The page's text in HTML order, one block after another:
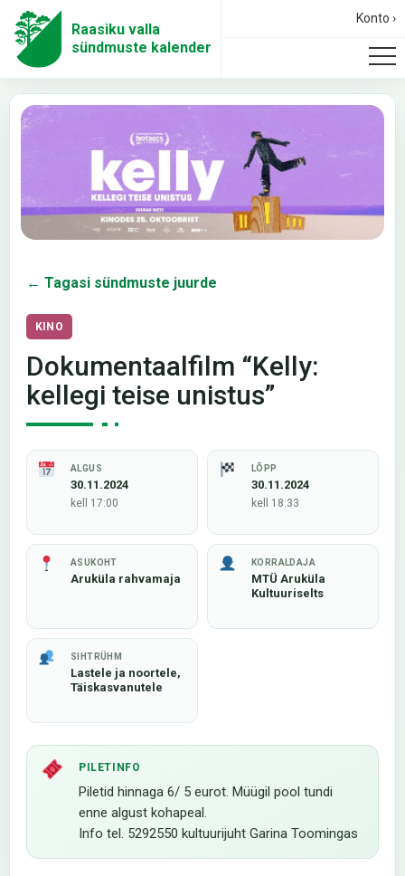
Raasiku valla
sündmuste kalender
Konto ›
← Tagasi sündmuste juurde
KINO
Dokumentaalfilm “Kelly:
kellegi teise unistus”
ALGUS
30.11.2024
kell 17:00
LÕPP
30.11.2024
kell 18:33
ASUKOHT
Aruküla rahvamaja
KORRALDAJA
MTÜ Aruküla
Kultuuriselts
SIHTRÜHM
Lastele ja noortele,
Täiskasvanutele
PILETINFO
Piletid hinnaga 6/ 5 eurot. Müügil pool tundi
enne algust kohapeal.
Info tel. 5292550 kultuurijuht Garina Toomingas